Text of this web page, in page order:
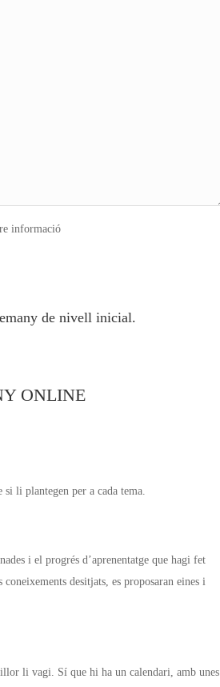
informació
de nivell inicial.
ONLINE
si li plantegen per a cada tema.
i el progrés d’aprenentatge que hagi fet
desitjats, es proposaran eines i
li vagi. Sí que hi ha un calendari, amb unes